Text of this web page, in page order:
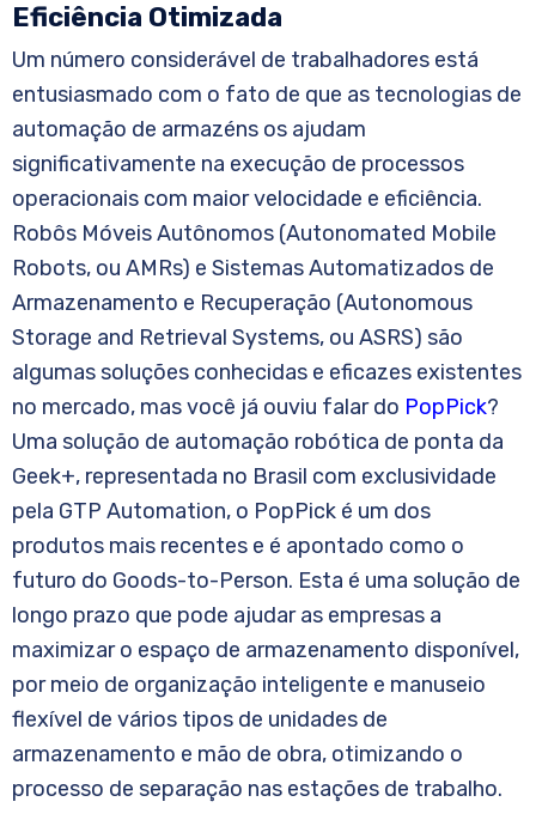
Eficiência Otimizada
Um número considerável de trabalhadores está
entusiasmado com o fato de que as tecnologias de
automação de armazéns os ajudam
significativamente na execução de processos
operacionais com maior velocidade e eficiência.
Robôs Móveis Autônomos (Autonomated Mobile
Robots, ou AMRs) e Sistemas Automatizados de
Armazenamento e Recuperação (Autonomous
Storage and Retrieval Systems, ou ASRS) são
algumas soluções conhecidas e eficazes existentes
no mercado, mas você já ouviu falar do PopPick?
Uma solução de automação robótica de ponta da
Geek+, representada no Brasil com exclusividade
pela GTP Automation, o PopPick é um dos
produtos mais recentes e é apontado como o
futuro do Goods-to-Person. Esta é uma solução de
longo prazo que pode ajudar as empresas a
maximizar o espaço de armazenamento disponível,
por meio de organização inteligente e manuseio
flexível de vários tipos de unidades de
armazenamento e mão de obra, otimizando o
processo de separação nas estações de trabalho.